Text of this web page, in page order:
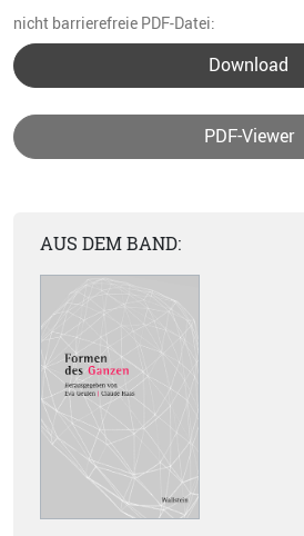
nicht barrierefreie PDF-Datei:
Download
PDF-Viewer
AUS DEM BAND: